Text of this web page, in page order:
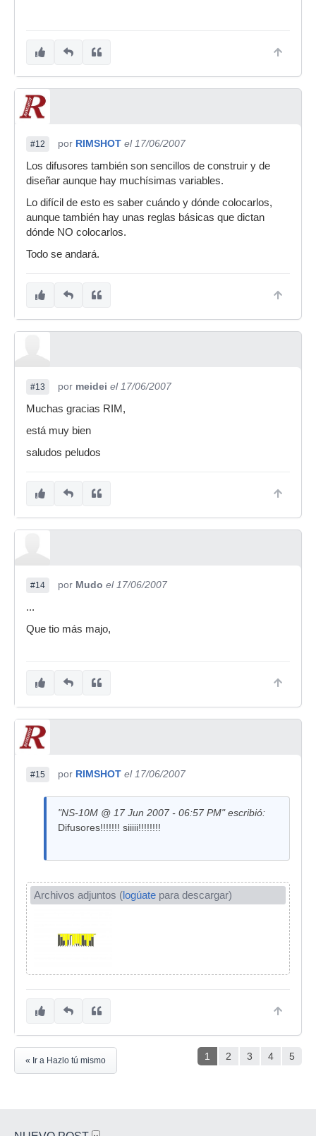
#12 por RIMSHOT el 17/06/2007
Los difusores también son sencillos de construir y de
diseñar aunque hay muchísimas variables.
Lo difícil de esto es saber cuándo y dónde colocarlos,
aunque también hay unas reglas básicas que dictan
dónde NO colocarlos.
Todo se andará.
#13 por meidei el 17/06/2007
Muchas gracias RIM,
está muy bien
saludos peludos
#14 por Mudo el 17/06/2007
...
Que tio más majo,
#15 por RIMSHOT el 17/06/2007
"NS-10M @ 17 Jun 2007 - 06:57 PM" escribió:
Difusores!!!!!!! siiiii!!!!!!!!
Archivos adjuntos (logúate para descargar)
1 2 3 4 5
« Ir a Hazlo tú mismo